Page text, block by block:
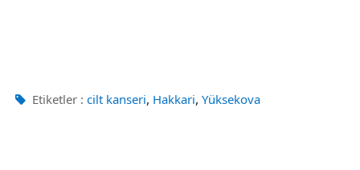
Etiketler : cilt kanseri, Hakkari, Yüksekova